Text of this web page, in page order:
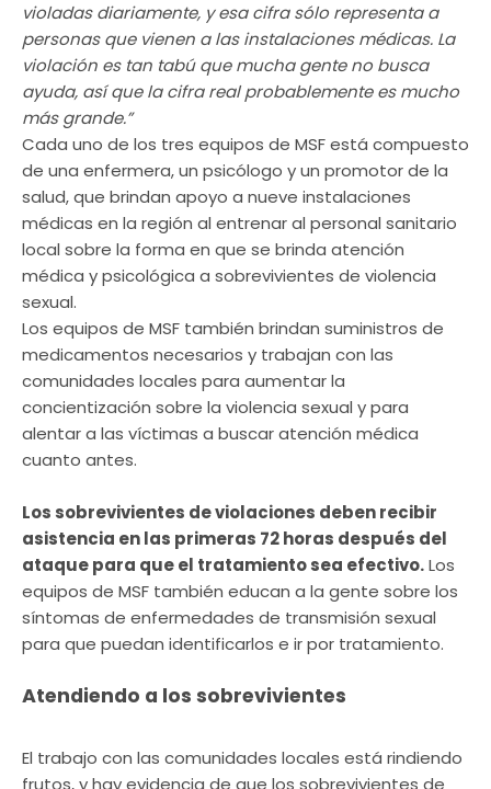
violadas diariamente, y esa cifra sólo representa a
personas que vienen a las instalaciones médicas. La
violación es tan tabú que mucha gente no busca
ayuda, así que la cifra real probablemente es mucho
más grande.”
Cada uno de los tres equipos de MSF está compuesto
de una enfermera, un psicólogo y un promotor de la
salud, que brindan apoyo a nueve instalaciones
médicas en la región al entrenar al personal sanitario
local sobre la forma en que se brinda atención
médica y psicológica a sobrevivientes de violencia
sexual.
Los equipos de MSF también brindan suministros de
medicamentos necesarios y trabajan con las
comunidades locales para aumentar la
concientización sobre la violencia sexual y para
alentar a las víctimas a buscar atención médica
cuanto antes.
Los sobrevivientes de violaciones deben recibir
asistencia en las primeras 72 horas después del
ataque para que el tratamiento sea efectivo.Los
equipos de MSF también educan a la gente sobre los
síntomas de enfermedades de transmisión sexual
para que puedan identificarlos e ir por tratamiento.
Atendiendo a los sobrevivientes
El trabajo con las comunidades locales está rindiendo